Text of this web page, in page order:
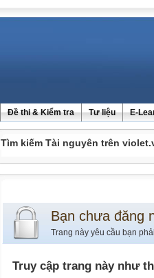
Đề thi & Kiểm tra Tư liệu E-
Tìm kiếm Tài nguyên trên
Bạn chưa đăng
Trang này yêu cầu bạn
Truy cập trang này như